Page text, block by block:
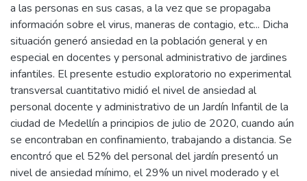
a las personas en sus casas, a la vez que se propagaba
información sobre el virus, maneras de contagio, etc... Dicha
situación generó ansiedad en la población general y en
especial en docentes y personal administrativo de jardines
infantiles. El presente estudio exploratorio no experimental
transversal cuantitativo midió el nivel de ansiedad al
personal docente y administrativo de un Jardín Infantil de la
ciudad de Medellín a principios de julio de 2020, cuando aún
se encontraban en confinamiento, trabajando a distancia. Se
encontró que el 52% del personal del jardín presentó un
nivel de ansiedad mínimo, el 29% un nivel moderado y el